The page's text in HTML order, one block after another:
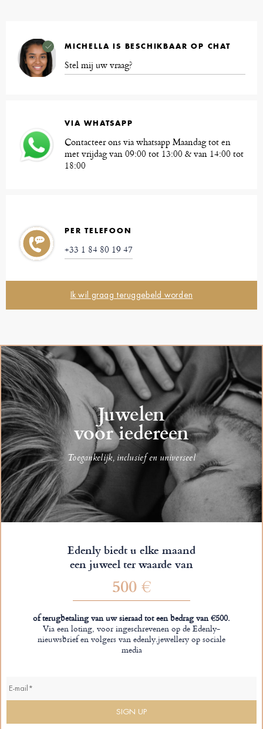
MICHELLA IS BESCHIKBAAR OP CHAT
Stel mij uw vraag?
VIA WHATSAPP
Contacteer ons via whatsapp Maandag tot en
met vrijdag van 09:00 tot 13:00 & van 14:00 tot
18:00
PER TELEFOON
+33 1 84 80 19 47
Ik wil graag teruggebeld worden
Juwelen
voor iedereen
Toegankelijk, inclusief en universeel
Edenly biedt u elke maand
een juweel ter waarde van
500 €
of terugbetaling van uw sieraad tot een bedrag van €500.
Via een loting, voor ingeschrevenen op de Edenly-
nieuwsbrief en volgers van edenly.jewellery op sociale
media